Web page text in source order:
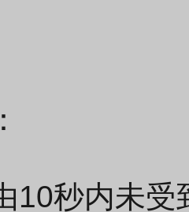
10秒内未受